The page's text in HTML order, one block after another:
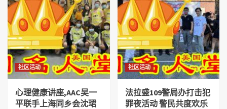
社区活动
心理健康讲座,AAC吴一
平联手上海同乡会沈珺
社区活动
法拉盛109警局办打击犯
罪夜活动 警民共度欢乐